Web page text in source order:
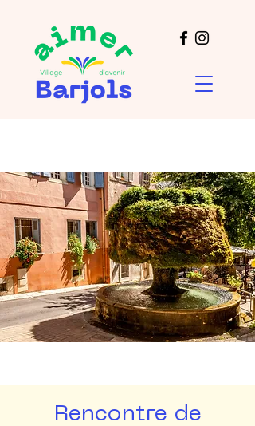
Rencontre de